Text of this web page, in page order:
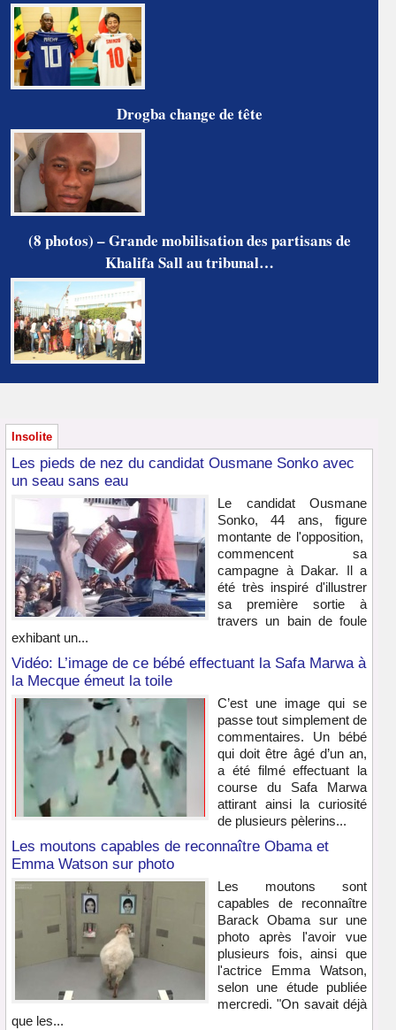
Drogba change de tête
(8 photos) – Grande mobilisation des partisans de
Khalifa Sall au tribunal…
Insolite
Les pieds de nez du candidat Ousmane Sonko avec
un seau sans eau
Le candidat Ousmane
Sonko, 44 ans, figure
montante de l'opposition,
commencent sa
campagne à Dakar. Il a
été très inspiré d'illustrer
sa première sortie à
travers un bain de foule
exhibant un...
Vidéo: L’image de ce bébé effectuant la Safa Marwa à
la Mecque émeut la toile
C’est une image qui se
passe tout simplement de
commentaires. Un bébé
qui doit être âgé d’un an,
a été filmé effectuant la
course du Safa Marwa
attirant ainsi la curiosité
de plusieurs pèlerins...
Les moutons capables de reconnaître Obama et
Emma Watson sur photo
Les moutons sont
capables de reconnaître
Barack Obama sur une
photo après l'avoir vue
plusieurs fois, ainsi que
l'actrice Emma Watson,
selon une étude publiée
mercredi. "On savait déjà
que les...